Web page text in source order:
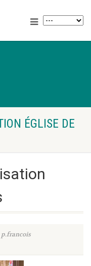
ÉGLISE DE
p.francois